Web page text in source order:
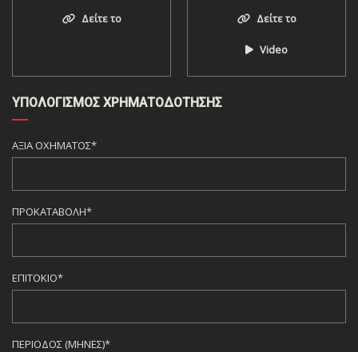
Δείτε το Δείτε το
Video
ΥΠΟΛΟΓΙΣΜΌΣ ΧΡΗΜΑΤΟΔΌΤΗΣΗΣ
ΑΞΊΑ ΟΧΉΜΑΤΟΣ*
ΠΡΟΚΑΤΑΒΟΛΉ*
ΕΠΙΤΌΚΙΟ*
ΠΕΡΊΟΔΟΣ (ΜΉΝΕΣ)*